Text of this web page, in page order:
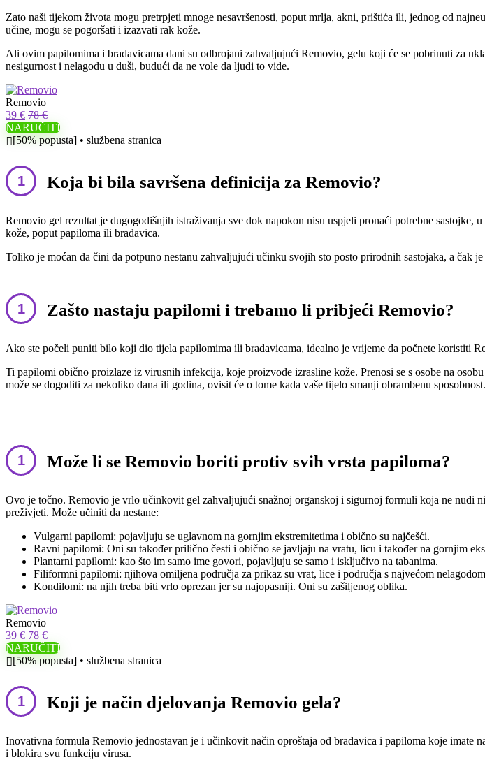
Zato naši tijekom života mogu pretrpjeti mnoge nesavršenosti, poput mrlja, akni, prištića ili, jednog od
učine, mogu se pogoršati i izazvati rak kože.
Ali ovim papilomima i bradavicama dani su odbrojani zahvaljujući Removio, gelu koji će se pobrinuti za
nesigurnost i nelagodu u duši, budući da ne vole da ljudi to vide.
Removio
39 € 78 €
NARUČITI
[50% popusta] • službena stranica
Koja bi bila savršena definicija za Removio?
Removio gel rezultat je dugogodišnjih istraživanja sve dok napokon nisu uspjeli pronaći potrebne
kože, poput papiloma ili bradavica.
Toliko je moćan da čini da potpuno nestanu zahvaljujući učinku svojih sto posto prirodnih sastojaka, a čak
Zašto nastaju papilomi i trebamo li pribjeći Removio?
Ako ste počeli puniti bilo koji dio tijela papilomima ili bradavicama, idealno je vrijeme da počnete koristiti
Ti papilomi obično proizlaze iz virusnih infekcija, koje proizvode izrasline kože. Prenosi se s osobe na
može se dogoditi za nekoliko dana ili godina, ovisit će o tome kada vaše tijelo smanji obrambenu sposobnost.
Može li se Removio boriti protiv svih vrsta papiloma?
Ovo je točno. Removio je vrlo učinkovit gel zahvaljujući snažnoj organskoj i sigurnoj formuli koja ne nudi
preživjeti. Može učiniti da nestane:
Vulgarni papilomi: pojavljuju se uglavnom na gornjim ekstremitetima i obično su najčešći.
Ravni papilomi: Oni su također prilično česti i obično se javljaju na vratu, licu i također na gornjim
Plantarni papilomi: kao što im samo ime govori, pojavljuju se samo i isključivo na tabanima.
Filiformni papilomi: njihova omiljena područja za prikaz su vrat, lice i područja s najvećom
Kondilomi: na njih treba biti vrlo oprezan jer su najopasniji. Oni su zašiljenog oblika.
Removio
39 € 78 €
NARUČITI
[50% popusta] • službena stranica
Koji je način djelovanja Removio gela?
Inovativna formula Removio jednostavan je i učinkovit način oproštaja od bradavica i papiloma koje imate
i blokira svu funkciju virusa.